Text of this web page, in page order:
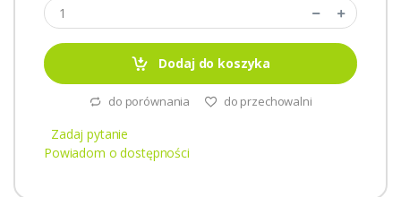
Dodaj do koszyka
do porównania do przechowalni
Zadaj pytanie
Powiadom o dostępności